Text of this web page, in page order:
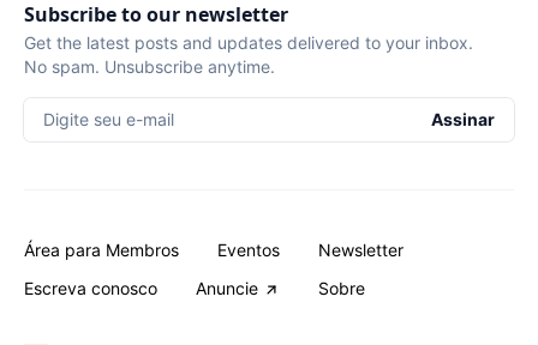
Subscribe to our newsletter
Get the latest posts and updates delivered to your inbox.
No spam. Unsubscribe anytime.
Digite seu e-mail Assinar
Área para Membros Eventos
Newsletter
Escreva conosco
Anuncie Sobre